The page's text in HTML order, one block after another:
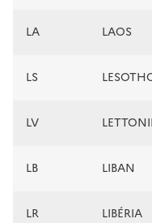
LA LAOS
LS
LV
LB LIBAN
LR LIBÉRIA